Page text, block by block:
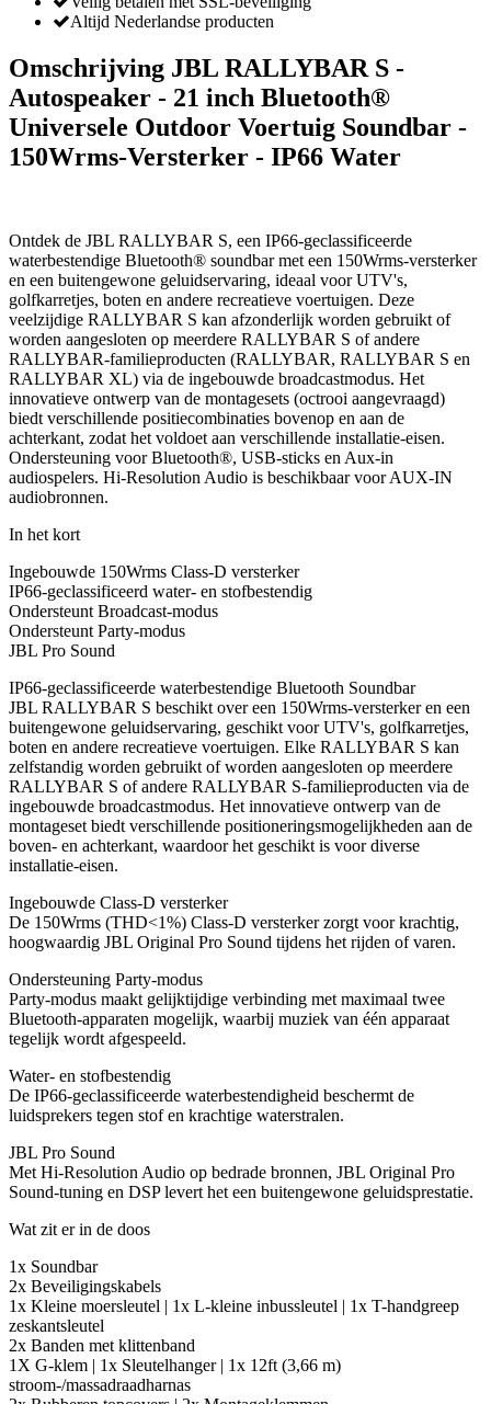
Altijd Nederlandse producten
Omschrijving JBL RALLYBAR S -
Autospeaker - 21 inch Bluetooth®
Universele Outdoor Voertuig Soundbar -
150Wrms-Versterker - IP66 Water
Ontdek de JBL RALLYBAR S, een IP66-geclassificeerde
waterbestendige Bluetooth® soundbar met een 150Wrms-versterker
en een buitengewone geluidservaring, ideaal voor UTV's,
golfkarretjes, boten en andere recreatieve voertuigen. Deze
veelzijdige RALLYBAR S kan afzonderlijk worden gebruikt of
worden aangesloten op meerdere RALLYBAR S of andere
RALLYBAR-familieproducten (RALLYBAR, RALLYBAR S en
RALLYBAR XL) via de ingebouwde broadcastmodus. Het
innovatieve ontwerp van de montagesets (octrooi aangevraagd)
biedt verschillende positiecombinaties bovenop en aan de
achterkant, zodat het voldoet aan verschillende installatie-eisen.
Ondersteuning voor Bluetooth®, USB-sticks en Aux-in
audiospelers. Hi-Resolution Audio is beschikbaar voor AUX-IN
audiobronnen.
In het kort
Ingebouwde 150Wrms Class-D versterker
IP66-geclassificeerd water- en stofbestendig
Ondersteunt Broadcast-modus
Ondersteunt Party-modus
JBL Pro Sound
IP66-geclassificeerde waterbestendige Bluetooth Soundbar
JBL RALLYBAR S beschikt over een 150Wrms-versterker en een
buitengewone geluidservaring, geschikt voor UTV's, golfkarretjes,
boten en andere recreatieve voertuigen. Elke RALLYBAR S kan
zelfstandig worden gebruikt of worden aangesloten op meerdere
RALLYBAR S of andere RALLYBAR S-familieproducten via de
ingebouwde broadcastmodus. Het innovatieve ontwerp van de
montageset biedt verschillende positioneringsmogelijkheden aan de
boven- en achterkant, waardoor het geschikt is voor diverse
installatie-eisen.
Ingebouwde Class-D versterker
De 150Wrms (THD<1%) Class-D versterker zorgt voor krachtig,
hoogwaardig JBL Original Pro Sound tijdens het rijden of varen.
Ondersteuning Party-modus
Party-modus maakt gelijktijdige verbinding met maximaal twee
Bluetooth-apparaten mogelijk, waarbij muziek van één apparaat
tegelijk wordt afgespeeld.
Water- en stofbestendig
De IP66-geclassificeerde waterbestendigheid beschermt de
luidsprekers tegen stof en krachtige waterstralen.
JBL Pro Sound
Met Hi-Resolution Audio op bedrade bronnen, JBL Original Pro
Sound-tuning en DSP levert het een buitengewone geluidsprestatie.
Wat zit er in de doos
1x Soundbar
2x Beveiligingskabels
1x Kleine moersleutel | 1x L-kleine inbussleutel | 1x T-handgreep
zeskantsleutel
2x Banden met klittenband
1X G-klem | 1x Sleutelhanger | 1x 12ft (3,66 m)
stroom-/massadraadharnas